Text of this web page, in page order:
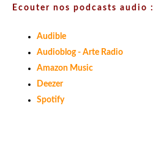
Ecouter nos podcasts audio :
Audible
Audioblog - Arte Radio
Amazon Music
Deezer
Spotify